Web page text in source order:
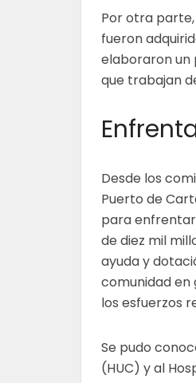
Por otra
fueron
elaboraron un
que trabajan
Desde los
Puerto de
para
de diez mil
ayuda y
comunidad en
los esfuerzos
Se pudo
(HUC) y al